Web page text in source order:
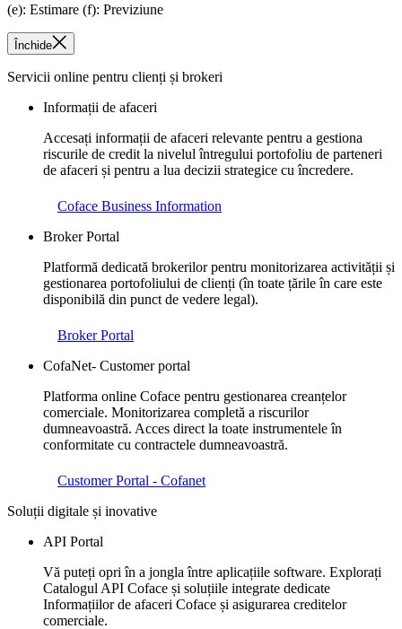
(e): Estimare (f): Previziune
Închide
Servicii online pentru clienți și brokeri
Informații de afaceri
Accesați informații de afaceri relevante pentru a gestiona
riscurile de credit la nivelul întregului portofoliu de parteneri
de afaceri și pentru a lua decizii strategice cu încredere.
Coface Business Information
Broker Portal
Platformă dedicată brokerilor pentru monitorizarea activității și
gestionarea portofoliului de clienți (în toate țările în care este
disponibilă din punct de vedere legal).
Broker Portal
CofaNet- Customer portal
Platforma online Coface pentru gestionarea creanțelor
comerciale. Monitorizarea completă a riscurilor
dumneavoastră. Acces direct la toate instrumentele în
conformitate cu contractele dumneavoastră.
Customer Portal - Cofanet
Soluții digitale și inovative
API Portal
Vă puteți opri în a jongla între aplicațiile software. Explorați
Catalogul API Coface și soluțiile integrate dedicate
Informațiilor de afaceri Coface și asigurarea creditelor
comerciale.